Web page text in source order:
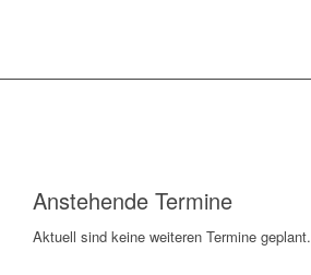
Anstehende Termine
Aktuell sind keine weiteren Termine geplant.